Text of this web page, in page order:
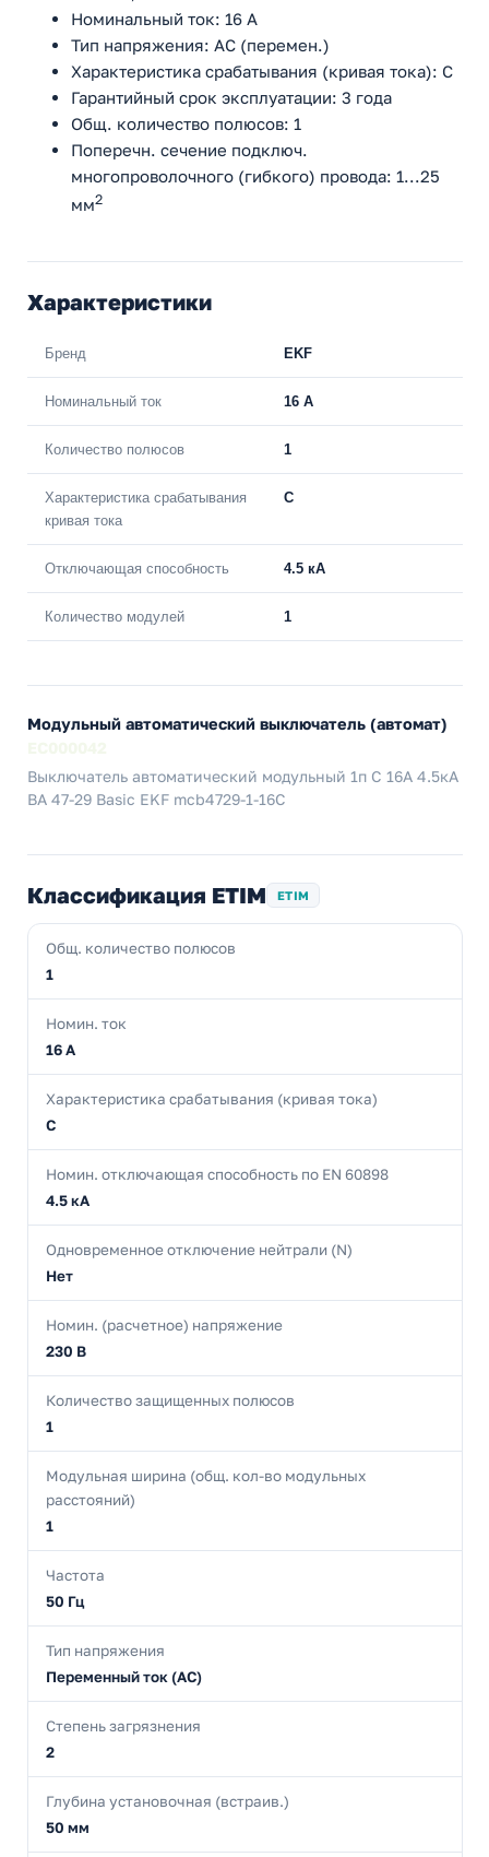
Номинальный ток: 16 А
Тип напряжения: AC (перемен.)
Характеристика срабатывания (кривая тока): C
Гарантийный срок эксплуатации: 3 года
Общ. количество полюсов: 1
Поперечн. сечение подключ.
многопроволочного (гибкого) провода: 1...25
мм2
Характеристики
Бренд EKF
Номинальный ток 16 A
Количество полюсов 1
Характеристика срабатывания
кривая тока
C
Отключающая способность 4.5 кА
Количество модулей 1
Модульный автоматический выключатель (автомат)
Выключатель автоматический модульный 1п C 16А 4.5кА
ВА 47-29 Basic EKF mcb4729-1-16C
Классификация ETIM ETIM
Общ. количество полюсов
1
Номин. ток
16 А
Характеристика срабатывания (кривая тока)
C
Номин. отключающая способность по EN 60898
4.5 кА
Одновременное отключение нейтрали (N)
Нет
Номин. (расчетное) напряжение
230 В
Количество защищенных полюсов
1
Модульная ширина (общ. кол-во модульных
расстояний)
1
Частота
50 Гц
Тип напряжения
Переменный ток (AC)
Степень загрязнения
2
Глубина установочная (встраив.)
50 мм